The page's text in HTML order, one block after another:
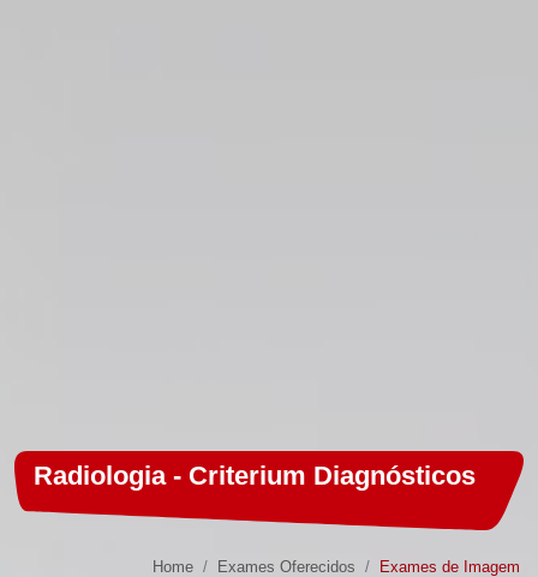
Radiologia - Criterium Diagnósticos
Home Exames Oferecidos Exames de Imagem